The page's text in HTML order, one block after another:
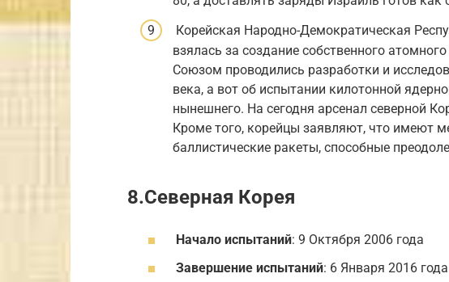
Корейская Народно-Демократическая
взялась за создание собственного
Союзом проводились разработки и
века, а вот об испытании килотонной
нынешнего. На сегодня арсенал северной
Кроме того, корейцы заявляют, что имеют
баллистические ракеты, способные
8.Северная Корея
Начало испытаний: 9 Октября 2006 года
Завершение испытаний: 6 Января 2016 года